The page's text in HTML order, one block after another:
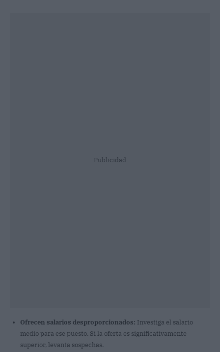
Publicidad
Ofrecen salarios desproporcionados: Investiga el salario
medio para ese puesto. Si la oferta es significativamente
superior, levanta sospechas.